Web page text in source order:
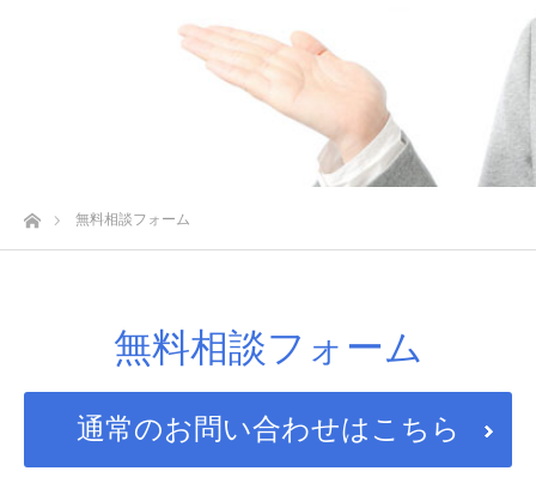
ホーム無料相談フォーム
無料相談フォーム
通常のお問い合わせはこちら